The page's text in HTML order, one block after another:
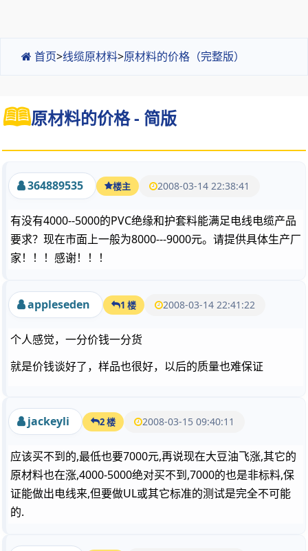
首页>线缆原材料>原材料的价格（完整版）
原材料的价格 - 简版
364889535 楼主 2008-03-14 22:38:41
有没有4000--5000的PVC绝缘和护套料能满足电线电缆产品
要求？现在市面上一般为8000---9000元。请提供具体生产厂
家！！！感谢！！！
appleseden 1 楼 2008-03-14 22:41:22
个人感觉，一分价钱一分货
就是价钱谈好了，样品也很好，以后的质量也难保证
jackeyli 2 楼 2008-03-15 09:40:11
应该买不到的,最低也要7000元,再说现在大豆油飞涨,其它的
原材料也在涨,4000-5000绝对买不到,7000的也是非标料,保
证能做出电线来,但要做UL或其它标准的测试是完全不可能
的.